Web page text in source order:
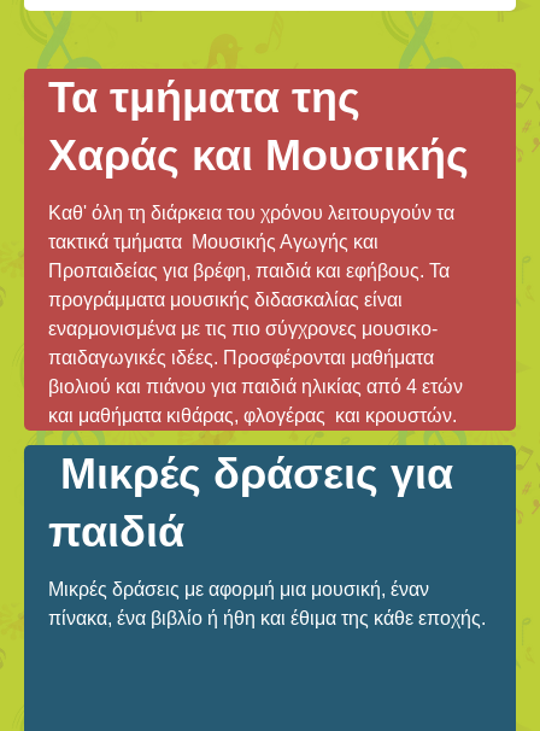
Τα τμήματα της
Χαράς και Μουσικής
Καθ' όλη τη διάρκεια του χρόνου λειτουργούν τα
τακτικά τμήματα Μουσικής Αγωγής και
Προπαιδείας για βρέφη, παιδιά και εφήβους. Τα
προγράμματα μουσικής διδασκαλίας είναι
εναρμονισμένα με τις πιο σύγχρονες μουσικο-
παιδαγωγικές ιδέες. Προσφέρονται μαθήματα
βιολιού και πιάνου για παιδιά ηλικίας από 4 ετών
και μαθήματα κιθάρας, φλογέρας και κρουστών.
Μικρές δράσεις για
παιδιά
Μικρές δράσεις με αφορμή μια μουσική, έναν
πίνακα, ένα βιβλίο ή ήθη και έθιμα της κάθε εποχής.